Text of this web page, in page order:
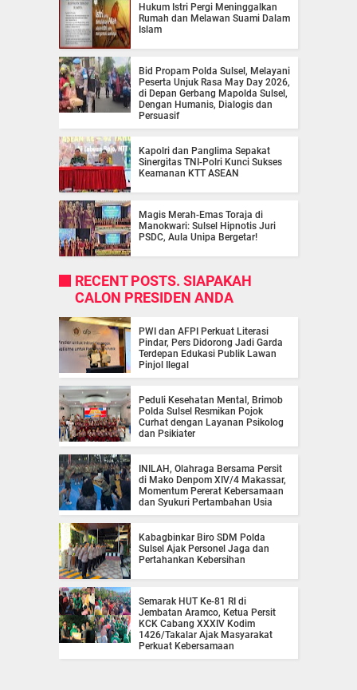
Hukum Istri Pergi Meninggalkan
Rumah dan Melawan Suami Dalam
Islam
Bid Propam Polda Sulsel, Melayani
Peserta Unjuk Rasa May Day 2026,
di Depan Gerbang Mapolda Sulsel,
Dengan Humanis, Dialogis dan
Persuasif
Kapolri dan Panglima Sepakat
Sinergitas TNI-Polri Kunci Sukses
Keamanan KTT ASEAN
Magis Merah-Emas Toraja di
Manokwari: Sulsel Hipnotis Juri
PSDC, Aula Unipa Bergetar!
RECENT POSTS. SIAPAKAH
CALON PRESIDEN ANDA
PWI dan AFPI Perkuat Literasi
Pindar, Pers Didorong Jadi Garda
Terdepan Edukasi Publik Lawan
Pinjol Ilegal
Peduli Kesehatan Mental, Brimob
Polda Sulsel Resmikan Pojok
Curhat dengan Layanan Psikolog
dan Psikiater
INILAH, Olahraga Bersama Persit
di Mako Denpom XIV/4 Makassar,
Momentum Pererat Kebersamaan
dan Syukuri Pertambahan Usia
Kabagbinkar Biro SDM Polda
Sulsel Ajak Personel Jaga dan
Pertahankan Kebersihan
Semarak HUT Ke-81 RI di
Jembatan Aramco, Ketua Persit
KCK Cabang XXXIV Kodim
1426/Takalar Ajak Masyarakat
Perkuat Kebersamaan